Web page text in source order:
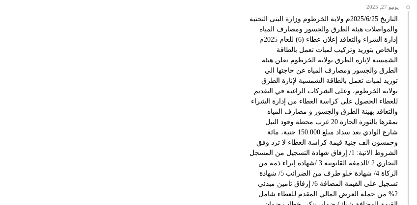
يونيو 27, 2025
التاريخ 2025/6/25م ولاية الخرطوم وزارة البنى التحتية
والمواصلات هيئة الطرق والجسور ومصارف المياه
إدارة الشراء والتعاقد إعلان عطاء (6) للعام 2025م
والخاص بتوريد وتركيب لمبات تعمل بالطاقة
الشمسية لإنارة الطرق بولاية الخرطوم تعلن هيئة
الطرق والجسور ومصارف المياه عن حاجتها الي
توريد لمبات تعمل بالطاقة الشمسية لإنارة الطرق
بولاية الخرطوم، وعلى الشركات الراغبة في التقديم
للعطاء الحصول على كراسة العطاء من إدارة الشراء
والتعاقد بهيئة الطرق والجسور و مصارف المياه
بمقرها بالثورة الحارة 20 غرب محطة وقود النيل
شارع الوادي بعد سداد مبلغ 150.000 جنية، مائة
وخمسون الف جنية قيمة كراسة العطاء لا ترد وفق
الشروط الاتية: 1/ إرفاق شهادة التسجيل من المسجل
التجاري 2 /الدمغة القانونية 3 /شهادة إبراء ذمة من
الزكاة 4/ شهادة خلو طرف من الضرائب 5/ شهادة
تسجيل على القيمة المضافة 6/ إرفاق تامين مبدئي
2% من جملة العرض المالي المقدم للعطاء شامل